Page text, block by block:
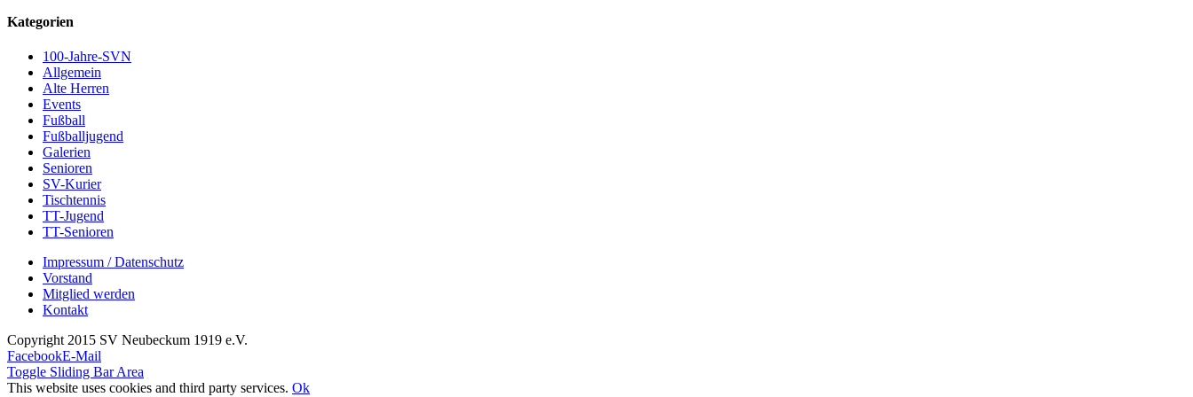
Kategorien
100-Jahre-SVN
Allgemein
Alte Herren
Events
Fußball
Fußballjugend
Galerien
Senioren
SV-Kurier
Tischtennis
TT-Jugend
TT-Senioren
Impressum / Datenschutz
Vorstand
Mitglied werden
Kontakt
Copyright 2015 SV Neubeckum 1919 e.V.
FacebookE-Mail
Toggle Sliding Bar Area
This website uses cookies and third party services. Ok